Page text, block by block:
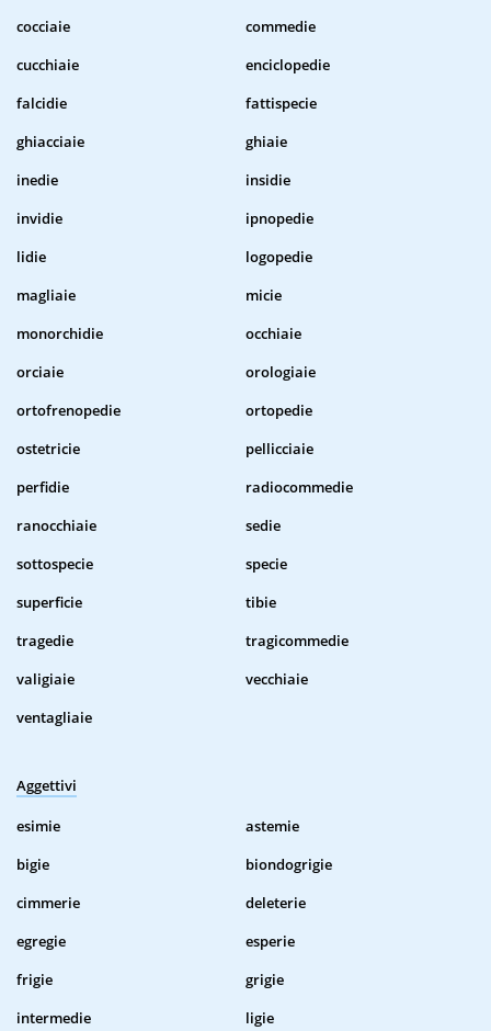
cocciaie
commedie
cucchiaie
enciclopedie
falcidie
fattispecie
ghiacciaie
ghiaie
inedie
insidie
invidie
ipnopedie
lidie
logopedie
magliaie
micie
monorchidie
occhiaie
orciaie
orologiaie
ortofrenopedie
ortopedie
ostetricie
pellicciaie
perfidie
radiocommedie
ranocchiaie
sedie
sottospecie
specie
superficie
tibie
tragedie
tragicommedie
valigiaie
vecchiaie
ventagliaie
Aggettivi
esimie
astemie
bigie
biondogrigie
cimmerie
deleterie
egregie
esperie
frigie
grigie
intermedie
ligie